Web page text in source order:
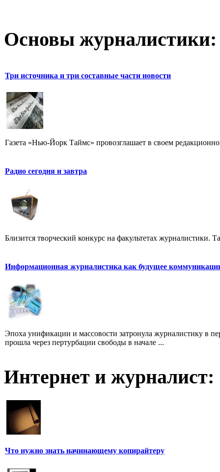
Основы журналистики:
Три источника и три составные части новости
Газета «Нью-Йорк Таймс» провозглашает в своем
Радио сегодня и завтра
Близится творческий конкурс на факультетах
Информационная журналистика как будущее
Эпоха унификации и массовости затронула журналистику в
прошла через пертурбации свободы в начале ...
Интернет и журналист:
Что нужно знать начинающему копирайтеру